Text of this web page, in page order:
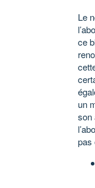
Le
ce
un
son
pas